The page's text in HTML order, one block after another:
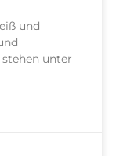
und
unter